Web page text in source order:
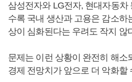
삼성전자와 LG전자, 현대자동차
수록 국내 생산과 고용은 감소하
상이 심화된다는 우려도 작지 않
문제는 이런 상황이 완전히 해소
경제 전망치가 앞으로 더 악화할